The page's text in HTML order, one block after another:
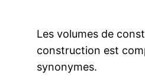
Les volumes de
construction est
synonymes.